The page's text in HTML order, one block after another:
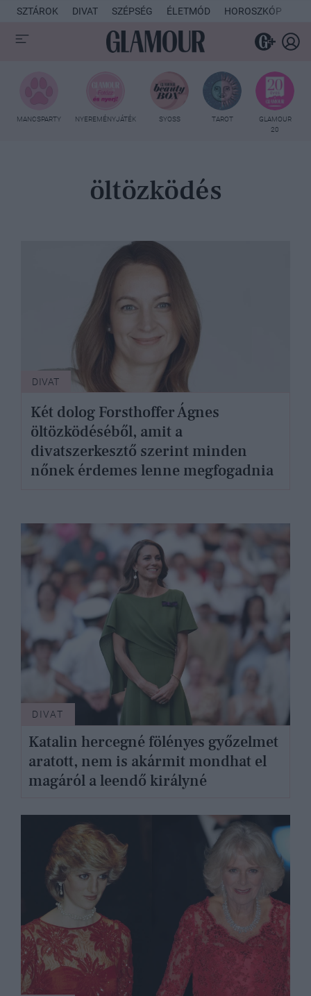
SZTÁROK DIVAT SZÉPSÉG ÉLETMÓD HOROSZKÓP
MANCSPARTY NYEREMÉNYJÁTÉK SYOSS TAROT
GLAMOUR
20
öltözködés
DIVAT
Két dolog Forsthoffer Ágnes
öltözködéséből, amit a
divatszerkesztő szerint minden
nőnek érdemes lenne megfogadnia
DIVAT
Katalin hercegné fölényes győzelmet
aratott, nem is akármit mondhat el
magáról a leendő királyné